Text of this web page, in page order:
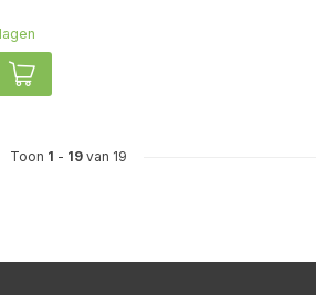
Toon 1 - 19 van 19